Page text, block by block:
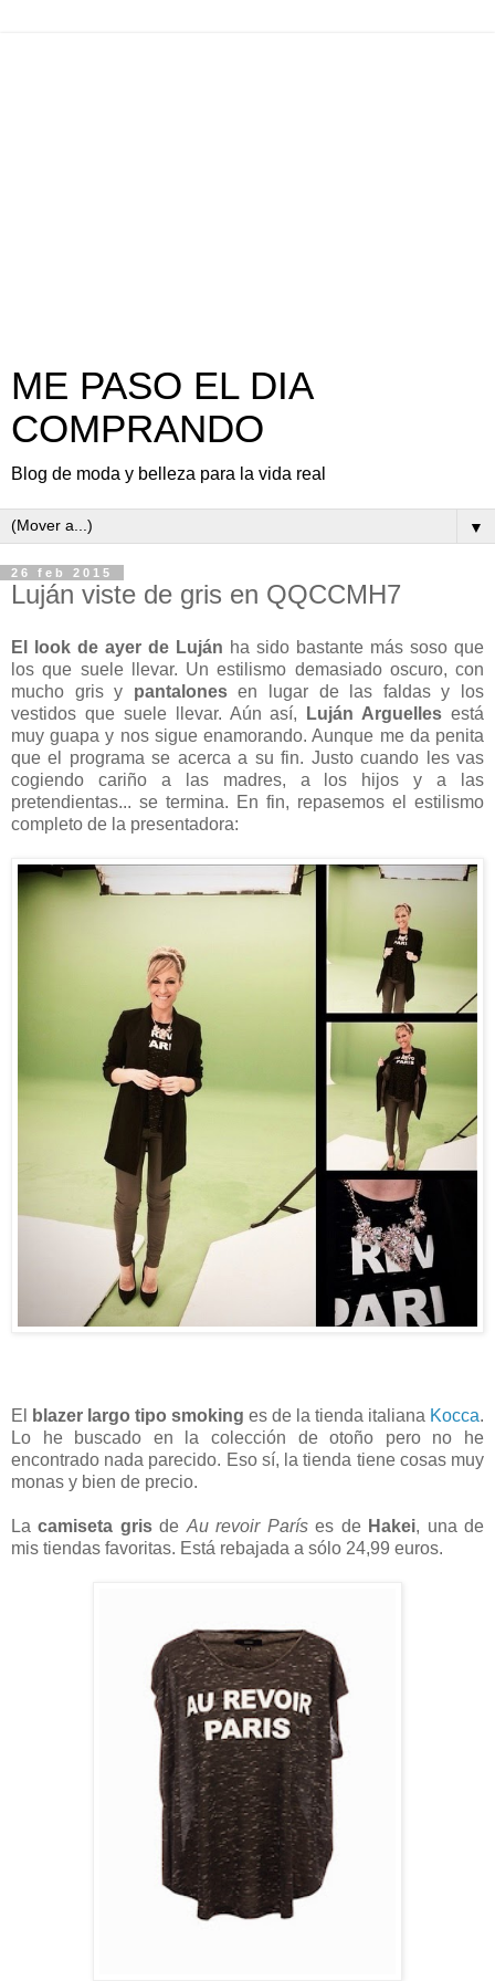
ME PASO EL DIA
COMPRANDO
Blog de moda y belleza para la vida real
▼
26 feb 2015
Luján viste de gris en QQCCMH7
El look de ayer de Luján ha sido bastante más soso que
los que suele llevar. Un estilismo demasiado oscuro, con
mucho gris y pantalonesen lugar de las faldas y los
vestidos que suele llevar. Aún así,
Luján Arguelles está
muy guapa y nos sigue enamorando. Aunque me da penita
que el programa se acerca a su fin. Justo cuando les vas
cogiendo cariño a las madres, a los hijos y a las
pretendientas... se termina. En fin, repasemos el estilismo
completo de la presentadora:
El blazer largo tipo smoking es de la tienda italiana Kocca.
Lo he buscado en la colección de otoño pero no he
encontrado nada parecido. Eso sí, la tienda tiene cosas muy
monas y bien de precio.
Lacamiseta grisde Au revoir Paríses de Hakei, una de
mis tiendas favoritas. Está rebajada a sólo 24,99 euros.